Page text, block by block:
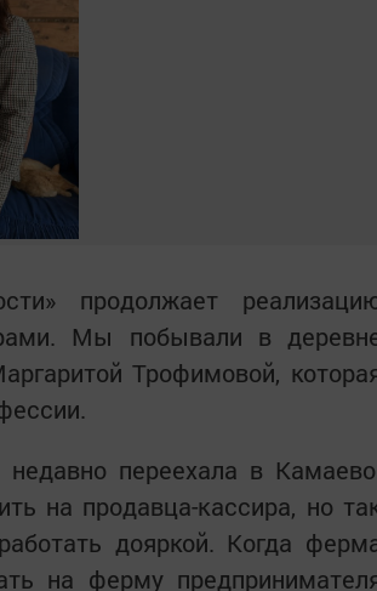
продолжает
Мы побывали в
Трофимовой,
переехала в
на продавца-кассира, но
дояркой. Когда
на ферму